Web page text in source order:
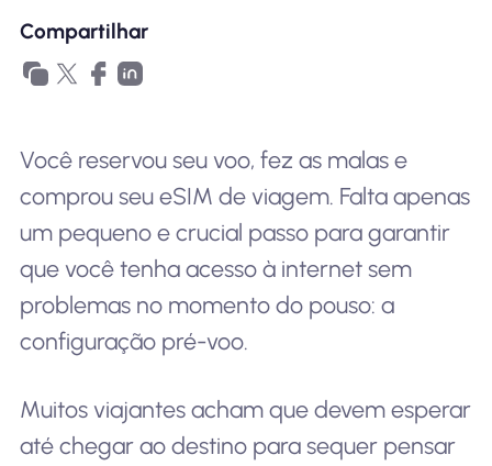
Para negócios
Compartilhar
Você reservou seu voo, fez as malas e
comprou seu eSIM de viagem. Falta apenas
um pequeno e crucial passo para garantir
que você tenha acesso à internet sem
problemas no momento do pouso: a
configuração pré-voo.
Muitos viajantes acham que devem esperar
até chegar ao destino para sequer pensar